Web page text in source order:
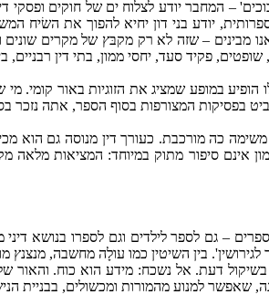
– המחבר יודע לצלוח ים של חוקים ופסקי
יודע בני דון יחיא להפוך את
מבינים – שזה לא רק מקבּץ של מקרים שונים
פקיד סעד, יחסי ממון, בתי דין
הופיע במופע שמציג את הזוגיות באור
המצורפות בסוף הספר, אתה נזכר
משימה כה מורכבת. כעורך דין מנוסה גם
ממון אינם סיפור מתוק במיוחד:
– גם לספר לילדים וגם לספרו בנושא
לגירושין'. בין השיטין כמו עולָה מחשבה,
דעת. אל נשכח: מידע הוא כוח.
שאפשר למנוע מהמורות ומכשולים, בבניית